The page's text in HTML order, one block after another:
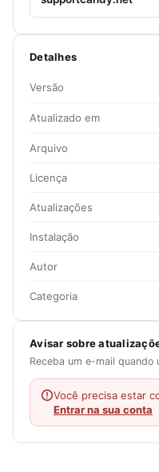
Detalhes
Versão
Atualizado em
Arquivo
Licença
Atualizações
Instalação
Autor
Categoria
Avisar sobre
Receba um e-mail
Você precisa estar
Entrar na sua conta